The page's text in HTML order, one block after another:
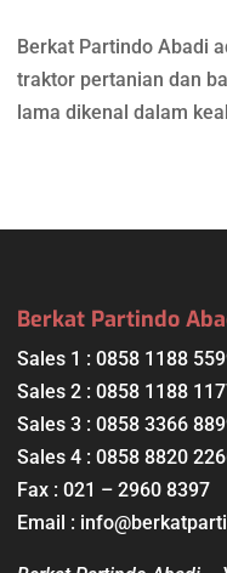
Berkat Partindo Abadi
traktor pertanian dan
lama dikenal dalam
Berkat Partindo
Sales 1 : 0858 1188
Sales 2 : 0858 1188
Sales 3 : 0858 3366
Sales 4 : 0858 8820
Fax : 021 – 2960 8397
Email :